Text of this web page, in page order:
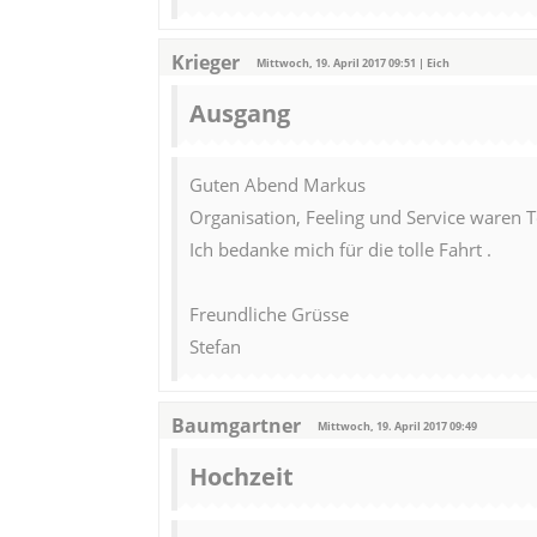
Krieger Mittwoch, 19. April 2017 09:51 | Eich
Ausgang
Guten Abend Markus
Organisation, Feeling und Service waren
Ich bedanke mich für die tolle Fahrt .
Freundliche Grüsse
Stefan
Baumgartner Mittwoch, 19. April 2017 09:49
Hochzeit